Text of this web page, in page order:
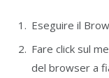
Eseguire il
Fare click sul
del browser a